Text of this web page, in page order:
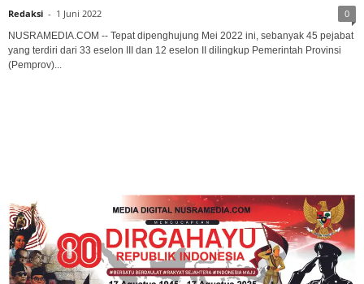
Redaksi - 1 Juni 2022 0
NUSRAMEDIA.COM -- Tepat dipenghujung Mei 2022 ini, sebanyak 45 pejabat
yang terdiri dari 33 eselon III dan 12 eselon II dilingkup Pemerintah Provinsi
(Pemprov)...